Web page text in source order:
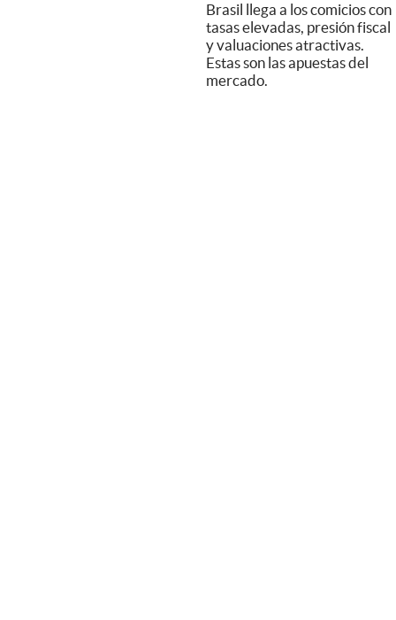
Brasil llega a los comicios con
tasas elevadas, presión fiscal
y valuaciones atractivas.
Estas son las apuestas del
mercado.